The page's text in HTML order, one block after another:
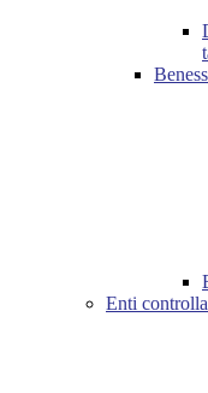
Enti